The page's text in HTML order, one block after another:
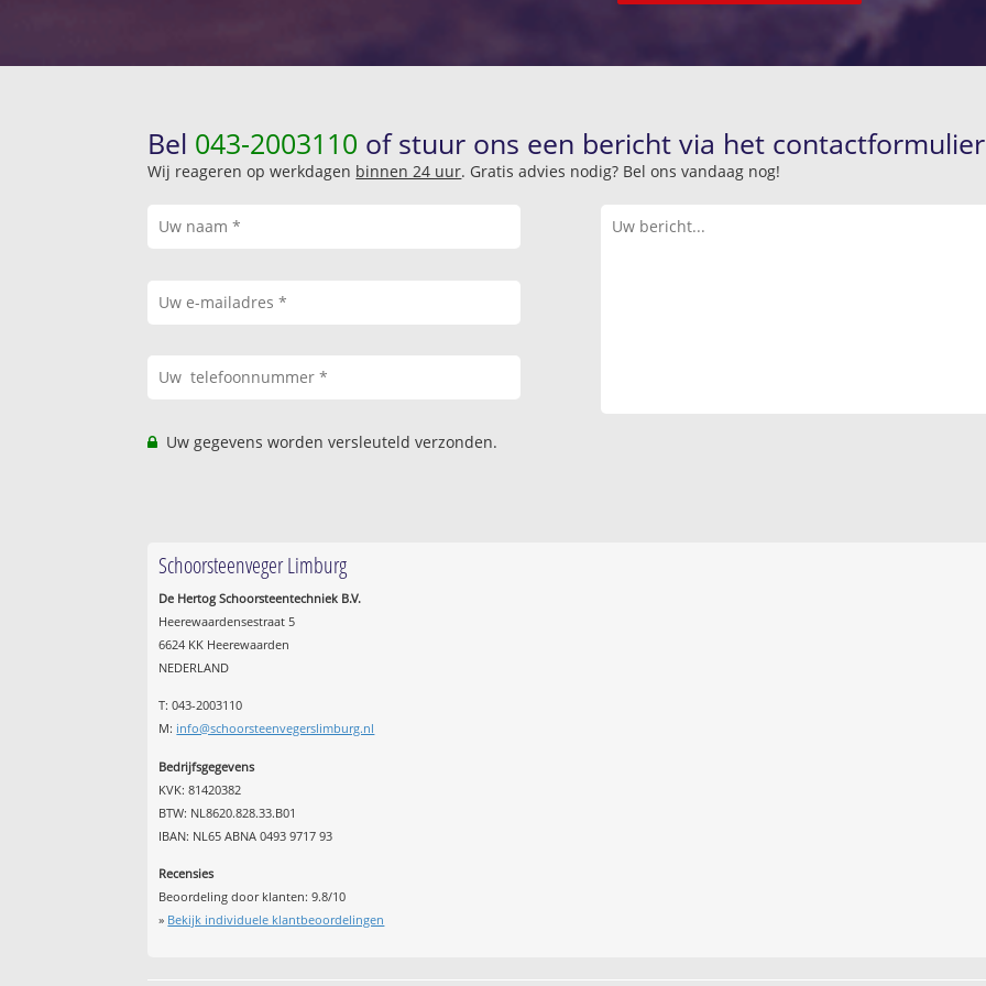
Bel 043-2003110 of stuur ons een bericht via het
Wij reageren op werkdagen binnen 24 uur. Gratis advies nodig? Bel ons vandaag nog!
Uw gegevens worden versleuteld verzonden.
Schoorsteenveger Limburg
De Hertog Schoorsteentechniek B.V.
Heerewaardensestraat 5
6624 KK Heerewaarden
NEDERLAND
T: 043-2003110
M: info@schoorsteenvegerslimburg.nl
Bedrijfsgegevens
KVK: 81420382
BTW: NL8620.828.33.B01
IBAN: NL65 ABNA 0493 9717 93
Recensies
Beoordeling door klanten:9.8/10
» Bekijk individuele klantbeoordelingen